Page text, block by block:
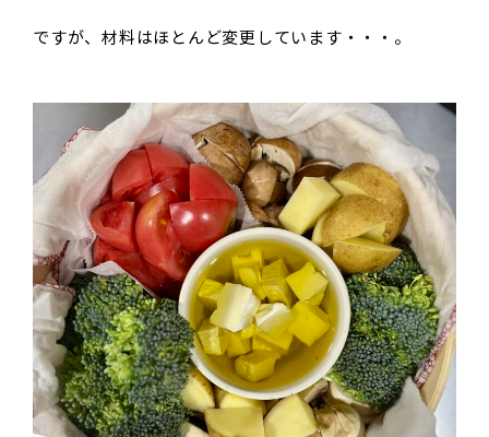
ですが、材料はほとんど変更しています・・・。